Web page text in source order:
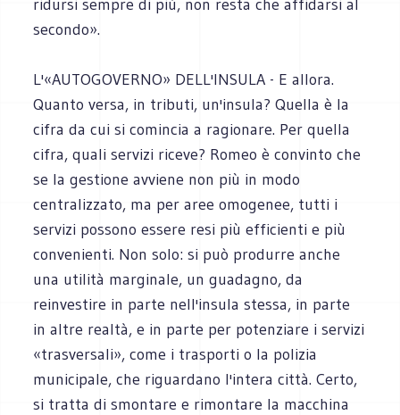
ridursi sempre di più, non resta che affidarsi al
secondo».
L'«AUTOGOVERNO» DELL'INSULA - E allora.
Quanto versa, in tributi, un'insula? Quella è la
cifra da cui si comincia a ragionare. Per quella
cifra, quali servizi riceve? Romeo è convinto che
se la gestione avviene non più in modo
centralizzato, ma per aree omogenee, tutti i
servizi possono essere resi più efficienti e più
convenienti. Non solo: si può produrre anche
una utilità marginale, un guadagno, da
reinvestire in parte nell'insula stessa, in parte
in altre realtà, e in parte per potenziare i servizi
«trasversali», come i trasporti o la polizia
municipale, che riguardano l'intera città. Certo,
si tratta di smontare e rimontare la macchina